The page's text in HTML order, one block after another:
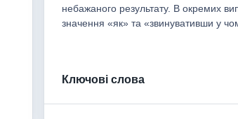
небажаного результату. В окремих
значення «як» та «звинувативши у
Ключові слова